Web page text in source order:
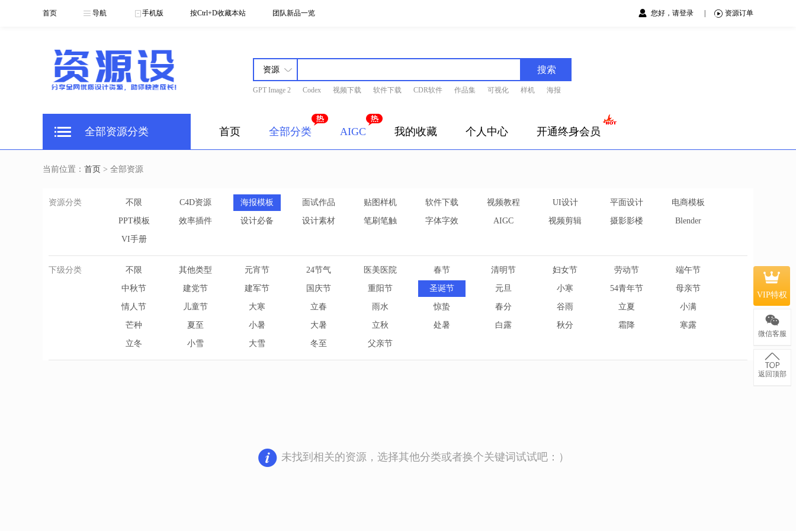
首页 导航 手机版 按Ctrl+D收藏本站 团队新品一览 您好，请登录 资源订单
搜索
GPT Image 2 Codex 视频下载 软件下载 CDR软件 作品集 可视化 样机 海报
全部资源分类 首页 全部分类 AIGC 我的收藏 个人中心 开通终身会员
当前位置： 首页 > 全部资源
资源分类 不限 C4D资源 海报模板 面试作品 贴图样机 软件下载 视频教程 UI设计 平面设计 电商模板
PPT模板 效率插件 设计必备 设计素材 笔刷笔触 字体字效 AIGC 视频剪辑 摄影影楼 Blender
VI手册
下级分类 不限 其他类型 元宵节 24节气 医美医院 春节 清明节 妇女节 劳动节 端午节
中秋节 建党节 建军节 国庆节 重阳节 圣诞节 元旦 小寒 54青年节 母亲节
情人节 儿童节 大寒 立春 雨水 惊蛰 春分 谷雨 立夏 小满
芒种 夏至 小暑 大暑 立秋 处暑 白露 秋分 霜降 寒露
立冬 小雪 大雪 冬至 父亲节
未找到相关的资源，选择其他分类或者换个关键词试试吧：）
VIP特权
微信客服
返回顶部